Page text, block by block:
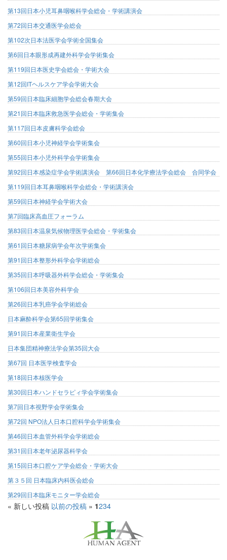
第13回日本小児耳鼻咽喉科学会総会・学術講演会
第72回日本交通医学会総会
第102次日本法医学会学術全国集会
第6回日本眼形成再建外科学会学術集会
第119回日本医史学会総会・学術大会
第12回ITヘルスケア学会学術大会
第59回日本臨床細胞学会総会春期大会
第21回日本臨床救急医学会総会・学術集会
第117回日本皮膚科学会総会
第60回日本小児神経学会学術集会
第55回日本小児外科学会学術集会
第92回日本感染症学会学術講演会 第66回日本化学療法学会総会 合同学会
第119回日本耳鼻咽喉科学会総会・学術講演会
第59回日本神経学会学術大会
第7回臨床高血圧フォーラム
第83回日本温泉気候物理医学会総会・学術集会
第61回日本糖尿病学会年次学術集会
第91回日本整形外科学会学術総会
第35回日本呼吸器外科学会総会・学術集会
第106回日本美容外科学会
第26回日本乳癌学会学術総会
日本麻酔科学会第65回学術集会
第91回日本産業衛生学会
日本集団精神療法学会第35回大会
第67回 日本医学検査学会
第18回日本核医学会
第30回日本ハンドセラピィ学会学術集会
第7回日本視野学会学術集会
第72回 NPO法人日本口腔科学会学術集会
第46回日本血管外科学会学術総会
第31回日本老年泌尿器科学会
第15回日本口腔ケア学会総会・学術大会
第３５回 日本臨床内科医会総会
第29回日本臨床モニター学会総会
« 新しい投稿 以前の投稿 » 1234